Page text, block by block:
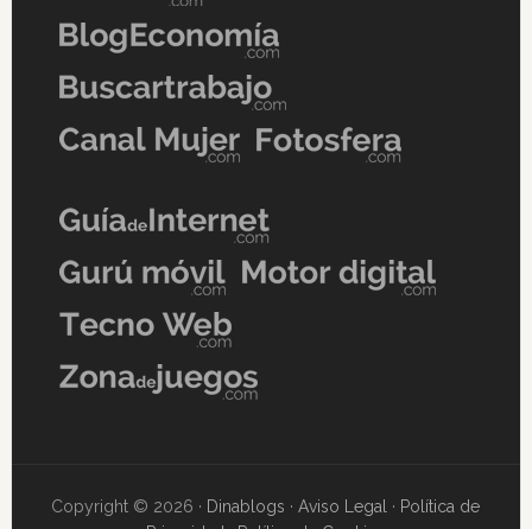
Copyright © 2026 · Dinablogs ·Aviso Legal · Política de